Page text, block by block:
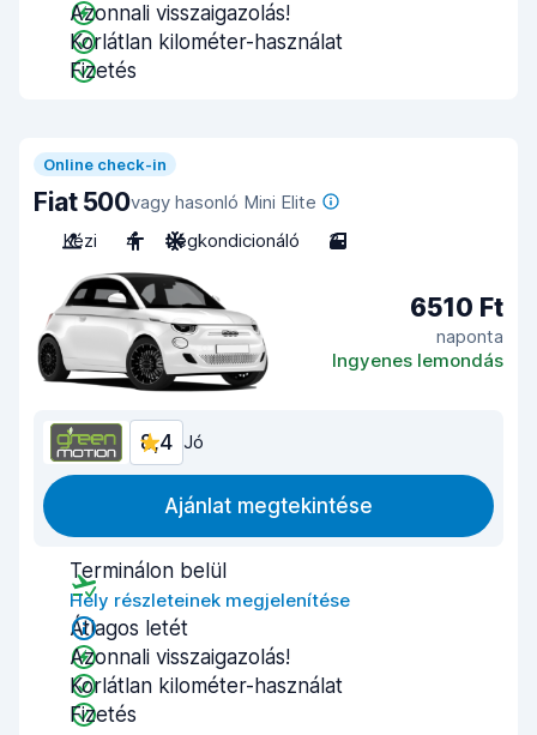
Azonnali visszaigazolás!
Korlátlan kilométer-használat
Fizetés
Online check-in
Fiat 500vagy hasonló Mini Elite
Kézi
4 Légkondicionáló 3
6510 Ft
naponta
Ingyenes lemondás
8,4 Jó
Ajánlat megtekintése
Terminálon belül
Hely részleteinek megjelenítése
Átlagos letét
Azonnali visszaigazolás!
Korlátlan kilométer-használat
Fizetés